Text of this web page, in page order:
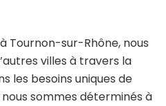
Tournon-sur-Rhône, nous
villes à travers la
les besoins uniques de
sommes déterminés à